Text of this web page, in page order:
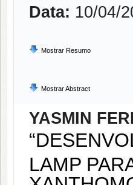
Data: 10/04/
Mostrar Resumo
Mostrar Abstract
YASMIN
LAMP